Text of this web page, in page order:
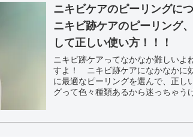
ニキビケアのピーリングに
ニキビ跡ケアのピーリング
して正しい使い方！！！
ニキビ跡ケアってなかなか難しい
すよ！ ニキビ跡ケアになかなかに
に最適なピーリングを選んで、正
グって色々種類あるから迷っちゃう